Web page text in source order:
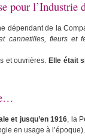
pour l’Industrie
dépendant de la
cannetilles, fleurs et
et ouvrières. Elle était
et jusqu’en 1916, la
en usage à